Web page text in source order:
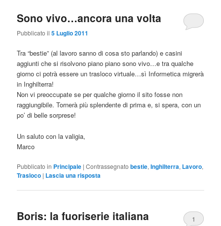
Sono vivo…ancora una volta
Pubblicato il5 Luglio 2011
Tra “bestie” (al lavoro sanno di cosa sto parlando) e casini
aggiunti che si risolvono piano piano sono vivo…e tra qualche
giorno ci potrà essere un trasloco virtuale…sì Informetica migrerà
in Inghilterra!
Non vi preoccupate se per qualche giorno il sito fosse non
raggiungibile. Tornerà più splendente di prima e, si spera, con un
po’ di belle sorprese!
Un saluto con la valigia,
Marco
Pubblicato in Principale |Contrassegnato bestie,Inghilterra, Lavoro,
Trasloco | Lascia una risposta
Boris: la fuoriserie italiana 1